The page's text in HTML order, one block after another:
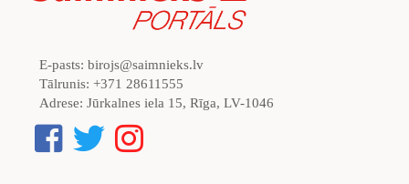
E-pasts: birojs@saimnieks.lv
Tālrunis: +371 28611555
Adrese: Jūrkalnes iela 15, Rīga, LV-1046